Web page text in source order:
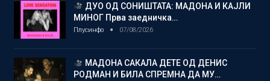
ДУО ОД СОНИШТАТА: МАДОНА И КАЈЛИ
МИНОГ Прва заедничка…
Плусинфо 07/08/2026
МАДОНА САКАЛА ДЕТЕ ОД ДЕНИС
РОДМАН И БИЛА СПРЕМНА ДА МУ…